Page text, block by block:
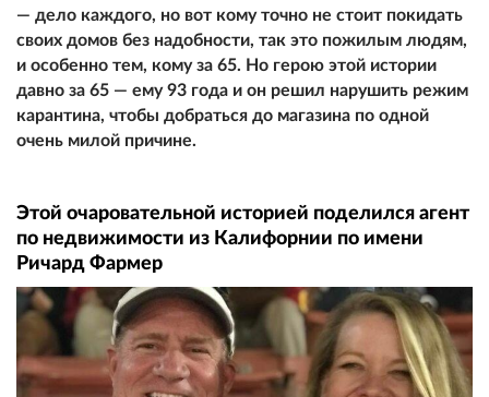
— дело каждого, но вот кому точно не стоит покидать
своих домов без надобности, так это пожилым людям,
и особенно тем, кому за 65. Но герою этой истории
давно за 65 — ему 93 года и он решил нарушить режим
карантина, чтобы добраться до магазина по одной
очень милой причине.
Этой очаровательной историей поделился агент
по недвижимости из Калифорнии по имени
Ричард Фармер